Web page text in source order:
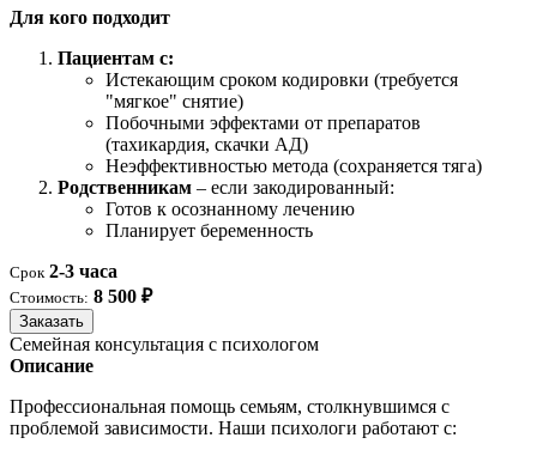
Для кого подходит
Пациентам с:
Истекающим сроком кодировки (требуется
"мягкое" снятие)
Побочными эффектами от препаратов
(тахикардия, скачки АД)
Неэффективностью метода (сохраняется тяга)
Родственникам – если закодированный:
Готов к осознанному лечению
Планирует беременность
Срок 2-3 часа
Стоимость: 8 500 ₽
Заказать
Семейная консультация с психологом
Описание
Профессиональная помощь семьям, столкнувшимся с
проблемой зависимости. Наши психологи работают с: